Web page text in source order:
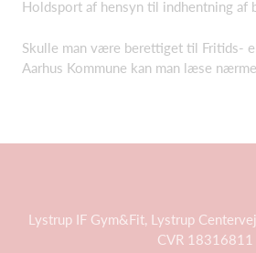
Holdsport af hensyn til indhentning af
Skulle man være berettiget til Fritids-
Aarhus Kommune kan man læse
Lystrup IF Gym&Fit, Lystrup
CVR 18316811